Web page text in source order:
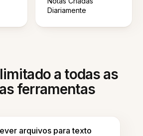
Diariamente
a todas as
ferramentas
arquivos para texto